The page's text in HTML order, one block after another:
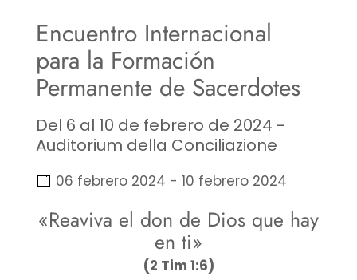
Encuentro Internacional
para la Formación
Permanente de Sacerdotes
Del 6 al 10 de febrero de 2024 -
Auditorium della Conciliazione
06 febrero 2024 - 10 febrero 2024
«Reaviva el don de Dios que hay
en ti»
(2 Tim 1:6)